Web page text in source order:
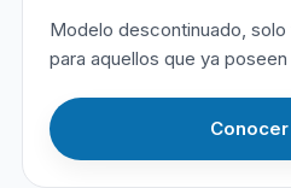
Modelo descontinuado,
para aquellos que ya